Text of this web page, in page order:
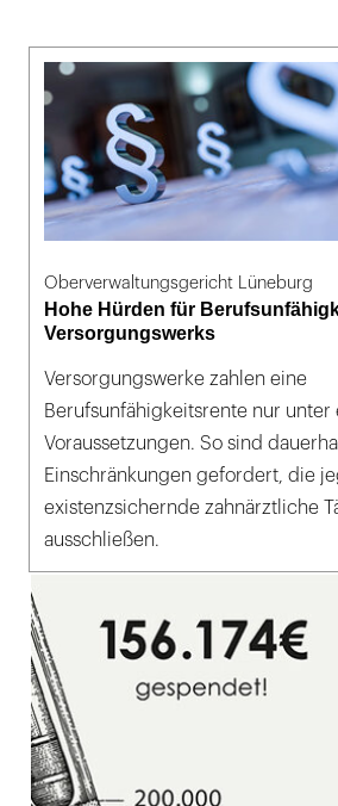
Oberverwaltungsgericht Lüneburg
Hohe Hürden für
Versorgungswerks
Versorgungswerke zahlen eine
Berufsunfähigkeitsrente nur unter
Voraussetzungen. So sind
Einschränkungen gefordert, die
existenzsichernde zahnärztliche
ausschließen.